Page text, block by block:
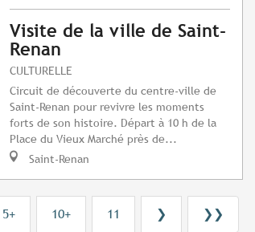
Visite de la ville de Saint-
Renan
CULTURELLE
Circuit de découverte du centre-ville de
Saint-Renan pour revivre les moments
forts de son histoire. Départ à 10 h de la
Place du Vieux Marché près de...
Saint-Renan
5+ 10+ 11 ❯ ❯❯